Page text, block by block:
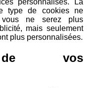
type de cookies ne
ne serez plus
mais seulement
plus personnalisées.
de vos